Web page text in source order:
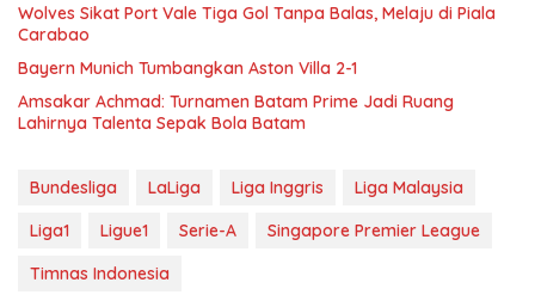
Wolves Sikat Port Vale Tiga Gol Tanpa Balas, Melaju di Piala
Carabao
Bayern Munich Tumbangkan Aston Villa 2-1
Amsakar Achmad: Turnamen Batam Prime Jadi Ruang
Lahirnya Talenta Sepak Bola Batam
Bundesliga LaLiga Liga Inggris
Liga Malaysia
Liga1
Ligue1 Serie-A
Singapore Premier League
Timnas Indonesia